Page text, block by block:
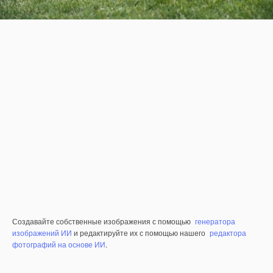
Создавайте собственные изображения с помощью генератора
изображений ИИ и редактируйте их с помощью нашего редактора
фотографий на основе ИИ.